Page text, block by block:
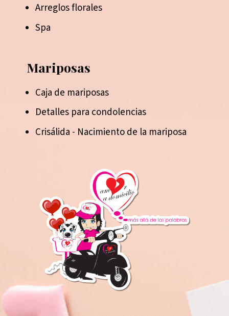
Arreglos florales
Spa
Mariposas
Caja de mariposas
Detalles para condolencias
Crisálida - Nacimiento de la mariposa